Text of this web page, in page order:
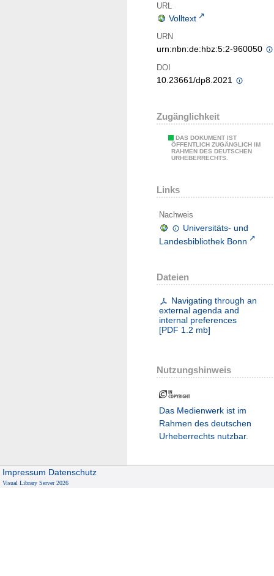
URL
Volltext
URN
urn:nbn:de:hbz:5:2-960050
DOI
10.23661/dp8.2021
Zugänglichkeit
DAS DOKUMENT IST
ÖFFENTLICH ZUGÄNGLICH IM
RAHMEN DES DEUTSCHEN
URHEBERRECHTS.
Links
Nachweis
Universitäts- und
Landesbibliothek Bonn
Dateien
Navigating through an
external agenda and
internal preferences
[PDF 1.2 mb]
Nutzungshinweis
Das Medienwerk ist im
Rahmen des deutschen
Urheberrechts nutzbar.
Impressum Datenschutz
Visual Library Server 2026